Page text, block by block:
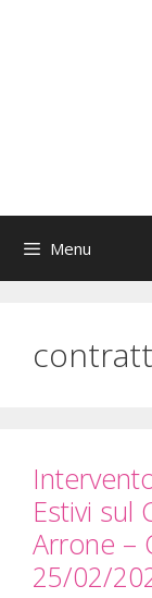
Menu
Estivi sul
Arrone –
25/02/